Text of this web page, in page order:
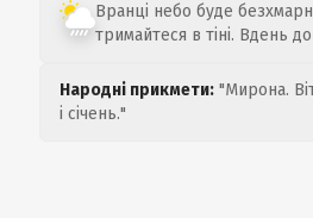
Вранці небо буде
тримайтеся в тіні. Вдень
Народні прикмети: "Мирона.
і січень."